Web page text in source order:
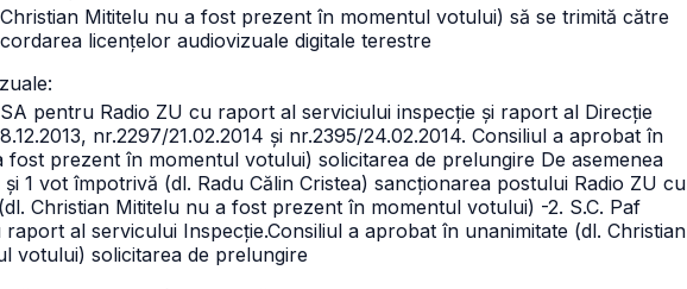
Mititelu nu a fost prezent în momentul votului) să se trimită către
licențelor audiovizuale digitale terestre
pentru Radio ZU cu raport al serviciului inspecție și raport al Direcție
nr.2297/21.02.2014 și nr.2395/24.02.2014. Consiliul a aprobat în
fost prezent în momentul votului) solicitarea de prelungire De asemenea
1 vot împotrivă (dl. Radu Călin Cristea) sancționarea postului Radio ZU cu
Christian Mititelu nu a fost prezent în momentul votului) -2. S.C. Paf
raport al servicului Inspecție.Consiliul a aprobat în unanimitate (dl. Christian
votului) solicitarea de prelungire